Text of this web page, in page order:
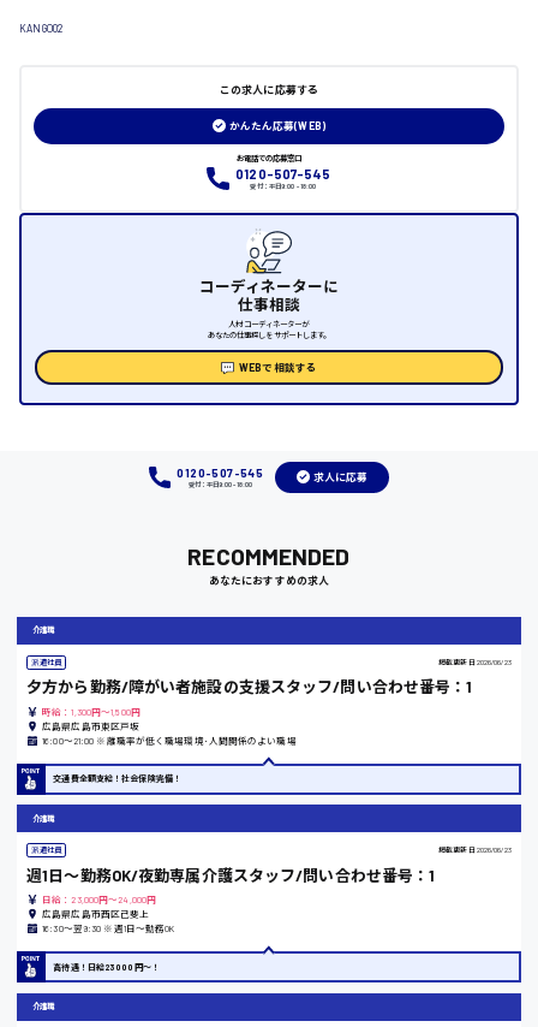
福山市
竹原市
熊本県
日給制すべて
時給1300円〜
KANGO02
この求人に応募する
かんたん応募(WEB)
お電話での応募窓口
0120-507-545
受付：平日9:00 - 18:00
コーディネーターに
仕事相談
人材コーディネーターが
あなたの仕事探しをサポートします。
WEBで相談する
0120-507-545
受付：平日9:00 - 18:00
求人に応募
RECOMMENDED
あなたにおすすめの求人
介護職
派遣社員 掲載更新日 2026/06/23
夕方から勤務/障がい者施設の支援スタッフ/問い合わせ番号：1
時給：1,300円～1,500円
広島県広島市東区戸坂
16:00〜21:00 ※離職率が低く職場環境･人間関係のよい職場
交通費全額支給！社会保険完備！
介護職
派遣社員 掲載更新日 2026/06/23
週1日〜勤務OK/夜勤専属介護スタッフ/問い合わせ番号：1
日給：23,000円～24,000円
広島県広島市西区己斐上
16:30〜翌9:30 ※週1日〜勤務OK
高待遇！日給23000円〜！
介護職